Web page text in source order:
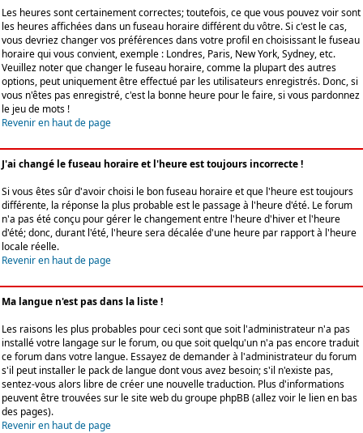
Les heures sont certainement correctes; toutefois, ce que vous pouvez voir sont
les heures affichées dans un fuseau horaire différent du vôtre. Si c'est le cas,
vous devriez changer vos préférences dans votre profil en choisissant le fuseau
horaire qui vous convient, exemple : Londres, Paris, New York, Sydney, etc.
Veuillez noter que changer le fuseau horaire, comme la plupart des autres
options, peut uniquement être effectué par les utilisateurs enregistrés. Donc, si
vous n'êtes pas enregistré, c'est la bonne heure pour le faire, si vous pardonnez
le jeu de mots !
Revenir en haut de page
J'ai changé le fuseau horaire et l'heure est toujours incorrecte !
Si vous êtes sûr d'avoir choisi le bon fuseau horaire et que l'heure est toujours
différente, la réponse la plus probable est le passage à l'heure d'été. Le forum
n'a pas été conçu pour gérer le changement entre l'heure d'hiver et l'heure
d'été; donc, durant l'été, l'heure sera décalée d'une heure par rapport à l'heure
locale réelle.
Revenir en haut de page
Ma langue n'est pas dans la liste !
Les raisons les plus probables pour ceci sont que soit l'administrateur n'a pas
installé votre langage sur le forum, ou que soit quelqu'un n'a pas encore traduit
ce forum dans votre langue. Essayez de demander à l'administrateur du forum
s'il peut installer le pack de langue dont vous avez besoin; s'il n'existe pas,
sentez-vous alors libre de créer une nouvelle traduction. Plus d'informations
peuvent être trouvées sur le site web du groupe phpBB (allez voir le lien en bas
des pages).
Revenir en haut de page